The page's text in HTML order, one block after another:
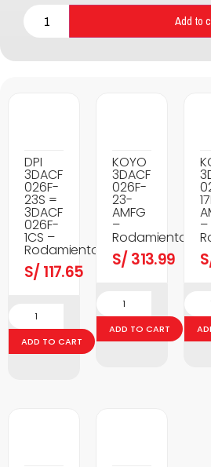
Add to
DPI
3DACF
026F-
23S =
3DACF
026F-
1CS –
Rodamientos
S/ 117.65
ADD TO CART
KOYO
3DACF
026F-
23-
AMFG
–
Rodamientos
S/ 313.99
ADD TO CART
–